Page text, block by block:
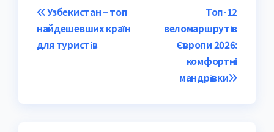
Post
navigation
Топ-12
веломаршрутів
Європи 2026:
комфортні
мандрівки
Узбекистан – топ
найдешевших країн
для туристів